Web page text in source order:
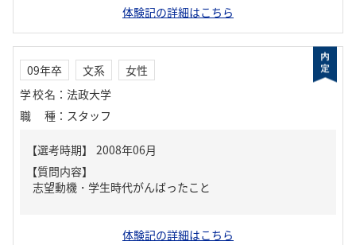
体験記の詳細はこちら
09年卒 文系
女性
学校名 ： 法政大学
職種 ： スタッフ
【質問内容】
志望動機・学生時代がんばったこと
体験記の詳細はこちら